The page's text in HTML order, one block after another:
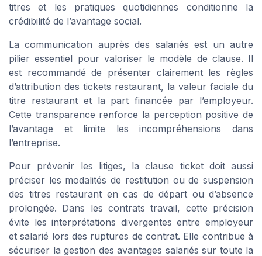
titres et les pratiques quotidiennes conditionne la
crédibilité de l’avantage social.
La communication auprès des salariés est un autre
pilier essentiel pour valoriser le modèle de clause. Il
est recommandé de présenter clairement les règles
d’attribution des tickets restaurant, la valeur faciale du
titre restaurant et la part financée par l’employeur.
Cette transparence renforce la perception positive de
l’avantage et limite les incompréhensions dans
l’entreprise.
Pour prévenir les litiges, la clause ticket doit aussi
préciser les modalités de restitution ou de suspension
des titres restaurant en cas de départ ou d’absence
prolongée. Dans les contrats travail, cette précision
évite les interprétations divergentes entre employeur
et salarié lors des ruptures de contrat. Elle contribue à
sécuriser la gestion des avantages salariés sur toute la